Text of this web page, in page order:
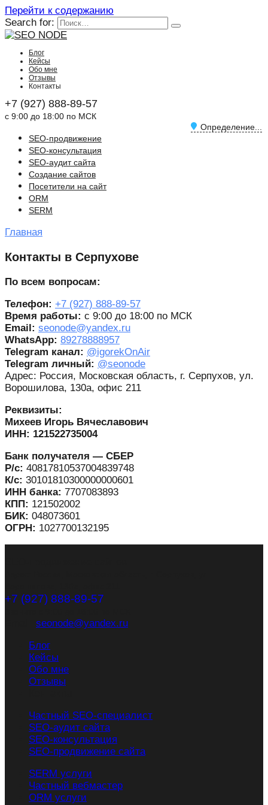
Перейти к содержанию
Search for:
Блог
Кейсы
Обо мне
Отзывы
Контакты
+7 (927) 888-89-57
с 9:00 до 18:00 по МСК
Определение...
SEO-продвижение
SEO-консультация
SEO-аудит сайта
Создание сайтов
Посетители на сайт
ORM
SERM
Главная
Контакты в Серпухове
По всем вопросам:
Телефон: +7 (927) 888-89-57
Время работы: с 9:00 до 18:00 по МСК
Email: seonode@yandex.ru
WhatsApp: 89278888957
Telegram канал: @igorekOnAir
Telegram личный: @seonode
Адрес: Россия, Московская область, г. Серпухов, ул.
Ворошилова, 130а, офис 211
Реквизиты:
Михеев Игорь Вячеславович
ИНН: 121522735004
Банк получателя — СБЕР
Р/с: 40817810537004839748
К/с: 30101810300000000601
ИНН банка: 7707083893
КПП: 121502002
БИК: 048073601
ОГРН: 1027700132195
+7 (927) 888-89-57
seonode@yandex.ru
Блог
Кейсы
Обо мне
Отзывы
Частный SEO-специалист
SEO-аудит сайта
SEO-консультация
SEO-продвижение сайта
SERM услуги
Частный вебмастер
ORM услуги